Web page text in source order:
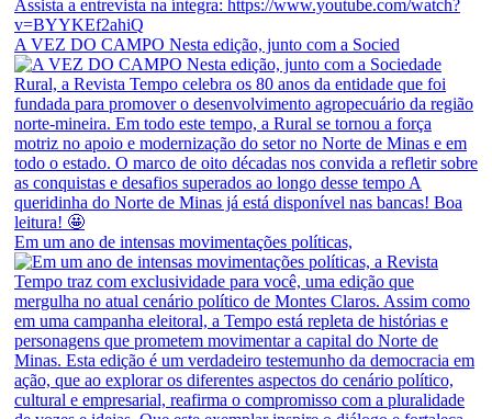
A VEZ DO CAMPO Nesta edição, junto com a Socied
Em um ano de intensas movimentações políticas,